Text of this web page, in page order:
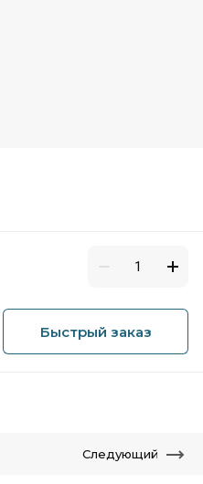
Быстрый заказ
Следующий